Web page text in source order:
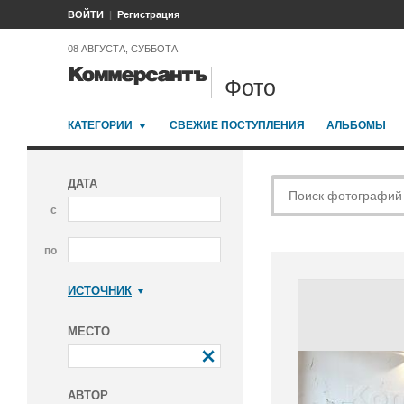
ВОЙТИ Регистрация
08 АВГУСТА, СУББОТА
Фото
КАТЕГОРИИ СВЕЖИЕ ПОСТУПЛЕНИЯ АЛЬБОМЫ
ДАТА
с
по
ИСТОЧНИК
МЕСТО
АВТОР